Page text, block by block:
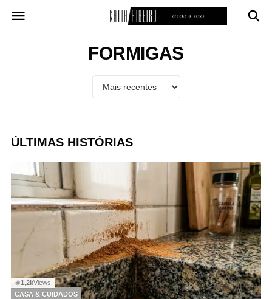
para
FORMIGAS
ÚLTIMAS HISTÓRIAS
◉1,2kViews
CASA & CUIDADOS